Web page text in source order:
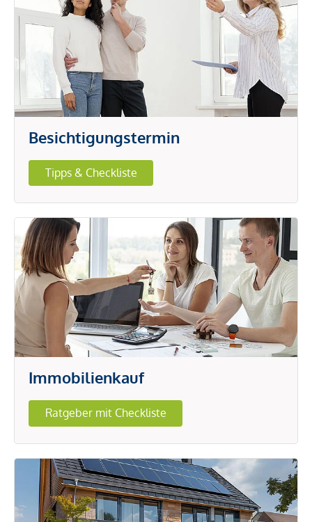
Besichtigungstermin
Tipps & Checkliste
Immobilienkauf
Ratgeber mit Checkliste